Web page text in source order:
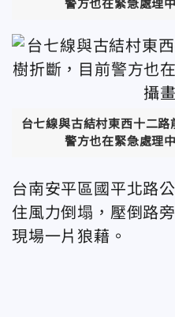
警方也在緊急處理
台七線與古結村東西十二
警方也在緊急處理
台南安平區國平北路
住風力倒塌，壓倒路
現場一片狼藉。